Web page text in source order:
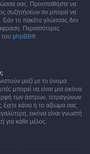
σας. Προσπαθήστε να
συζητήσεων αν μπορεί να
Εάν το πακέτο γλώσσας δεν
Περισσότερες
του phpBB®.
μαζί με το όνομα
μπορεί να είναι μια εικόνα
των άστρων, τετραγώνων
κάνει ή το αξίωμα σας
εικόνα είναι γνωστή
για κάθε μέλος.